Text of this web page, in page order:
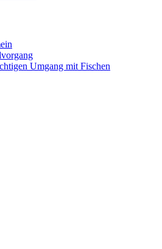
Umgang mit Fischen